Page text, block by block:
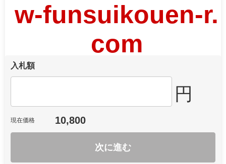
w-funsuikouen-r.
com
入札額
円
現在価格 10,800
次に進む